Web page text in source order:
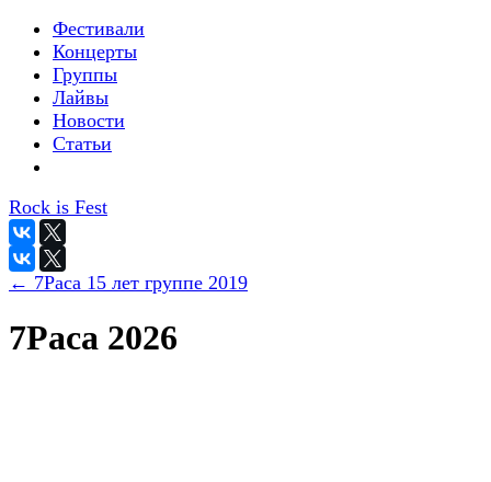
Фестивали
Концерты
Группы
Лайвы
Новости
Статьи
Rock is Fest
← 7Раса 15 лет группе 2019
7Раса 2026